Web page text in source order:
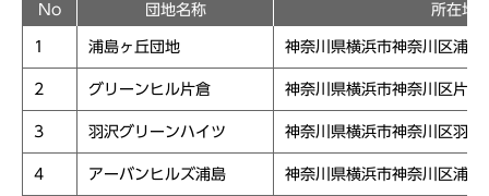
No 団地名称 所在地
1 浦島ヶ丘団地 神奈川県横浜市神奈川区浦島
2 グリーンヒル片倉 神奈川県横浜市神奈川区片倉
3 羽沢グリーンハイツ 神奈川県横浜市神奈川区羽沢
4 アーバンヒルズ浦島 神奈川県横浜市神奈川区浦島